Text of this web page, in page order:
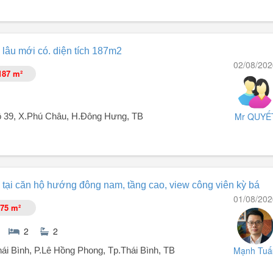
mới có. diện tích 187m2
02/08/
Mr
m²
X.Phú Châu, H.Đông Hưng, TB
chưng).
có thể tách 2 lô.
căn hộ hướng đông nam, tầng cao, view công viên kỳ bá
01/08/
Mạnh
75 m²
2 2
Bình, P.Lê Hồng Phong, Tp.Thái Bình, TB